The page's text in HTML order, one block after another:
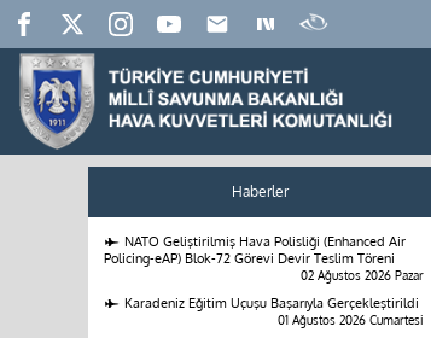
Haberler
NATO Geliştirilmiş Hava Polisliği (Enhanced Air
Policing-eAP) Blok-72 Görevi Devir Teslim Töreni
02 Ağustos 2026 Pazar
Karadeniz Eğitim Uçuşu Başarıyla Gerçekleştirildi
01 Ağustos 2026 Cumartesi